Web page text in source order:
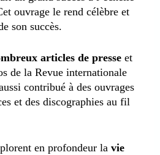
ouvrage le rend célèbre et
son succès.
articles de presse et
de la Revue internationale
contribué à des ouvrages
et des discographies au fil
en profondeur la vie